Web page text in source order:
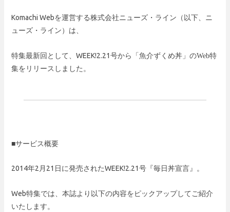
Komachi Webを運営する株式会社ニューズ・ライン（以下、ニ
ューズ・ライン）は、
特集最新回として、WEEK!2.21 号から「魚介ずくめ丼」のWeb特
集をリリースしました。
■サービス概要
2014年2月21日に発売されたWEEK!2.21 号 『毎日丼宣言』。
Web特集では、本誌より以下の内容をピックアップしてご紹介
いたします。